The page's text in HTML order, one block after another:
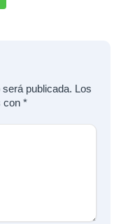
publicada. Los
con *